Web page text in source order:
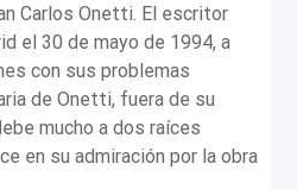
Carlos Onetti. El escritor
el 30 de mayo de 1994, a
con sus problemas
de Onetti, fuera de su
mucho a dos raíces
en su admiración por la obra